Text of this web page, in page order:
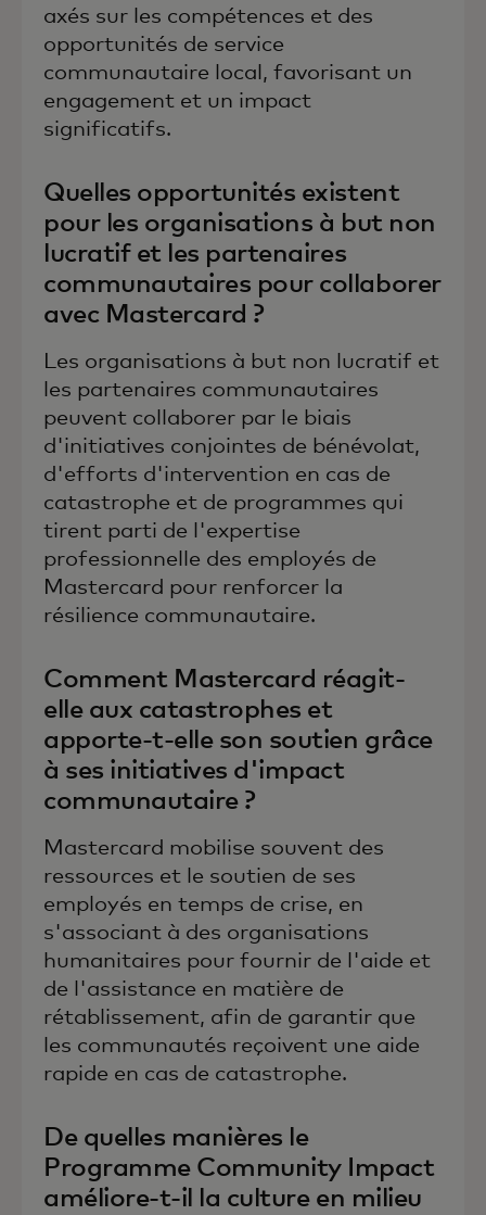
axés sur les compétences et des
opportunités de service
communautaire local, favorisant un
engagement et un impact
significatifs.
Quelles opportunités existent
pour les organisations à but non
lucratif et les partenaires
communautaires pour collaborer
avec Mastercard ?
Les organisations à but non lucratif et
les partenaires communautaires
peuvent collaborer par le biais
d'initiatives conjointes de bénévolat,
d'efforts d'intervention en cas de
catastrophe et de programmes qui
tirent parti de l'expertise
professionnelle des employés de
Mastercard pour renforcer la
résilience communautaire.
Comment Mastercard réagit-
elle aux catastrophes et
apporte-t-elle son soutien grâce
à ses initiatives d'impact
communautaire ?
Mastercard mobilise souvent des
ressources et le soutien de ses
employés en temps de crise, en
s'associant à des organisations
humanitaires pour fournir de l'aide et
de l'assistance en matière de
rétablissement, afin de garantir que
les communautés reçoivent une aide
rapide en cas de catastrophe.
De quelles manières le
Programme Community Impact
améliore-t-il la culture en milieu